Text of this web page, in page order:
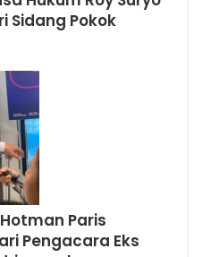
Paris
Pengacara Eks